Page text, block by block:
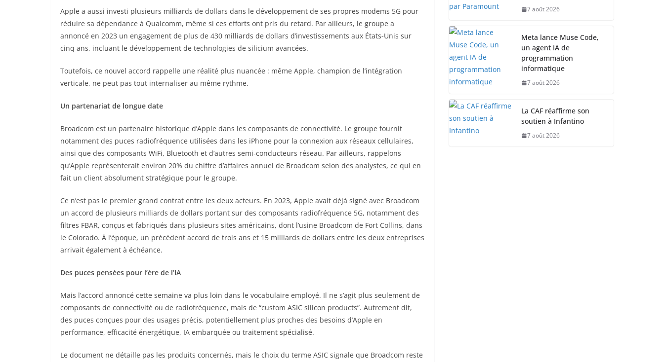
Apple a aussi investi plusieurs milliards de dollars dans le développement de ses propres modems 5G pour
réduire sa dépendance à Qualcomm, même si ces efforts ont pris du retard. Par ailleurs, le groupe a
annoncé en 2023 un engagement de plus de 430 milliards de dollars d’investissements aux États-Unis sur
cinq ans, incluant le développement de technologies de silicium avancées.
Toutefois, ce nouvel accord rappelle une réalité plus nuancée : même Apple, champion de l’intégration
verticale, ne peut pas tout internaliser au même rythme.
Un partenariat de longue date
Broadcom est un partenaire historique d’Apple dans les composants de connectivité. Le groupe fournit
notamment des puces radiofréquence utilisées dans les iPhone pour la connexion aux réseaux cellulaires,
ainsi que des composants WiFi, Bluetooth et d’autres semi-conducteurs réseau. Par ailleurs, rappelons
qu’Apple représenterait environ 20% du chiffre d’affaires annuel de Broadcom selon des analystes, ce qui en
fait un client absolument stratégique pour le groupe.
Ce n’est pas le premier grand contrat entre les deux acteurs. En 2023, Apple avait déjà signé avec Broadcom
un accord de plusieurs milliards de dollars portant sur des composants radiofréquence 5G, notamment des
filtres FBAR, conçus et fabriqués dans plusieurs sites américains, dont l’usine Broadcom de Fort Collins, dans
le Colorado. À l’époque, un précédent accord de trois ans et 15 milliards de dollars entre les deux entreprises
arrivait également à échéance.
Des puces pensées pour l’ère de l’IA
Mais l’accord annoncé cette semaine va plus loin dans le vocabulaire employé. Il ne s’agit plus seulement de
composants de connectivité ou de radiofréquence, mais de “custom ASIC silicon products”. Autrement dit,
des puces conçues pour des usages précis, potentiellement plus proches des besoins d’Apple en
performance, efficacité énergétique, IA embarquée ou traitement spécialisé.
Le document ne détaille pas les produits concernés, mais le choix du terme ASIC signale que Broadcom reste
7 août 2026
Meta lance Muse Code,
un agent IA de
programmation
informatique
7 août 2026
La CAF réaffirme son
soutien à Infantino
7 août 2026